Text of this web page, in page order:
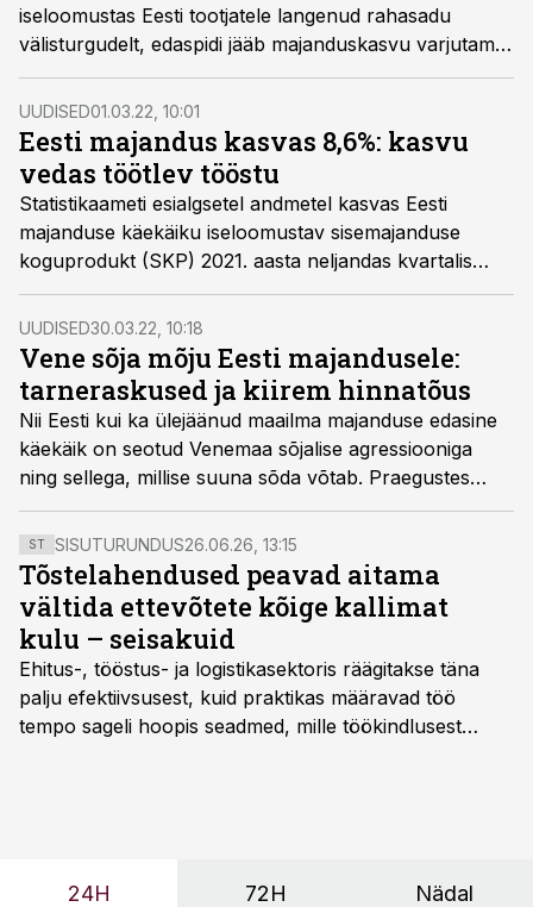
iseloomustas Eesti tootjatele langenud rahasadu
välisturgudelt, edaspidi jääb majanduskasvu varjutama
nii ressursside nappus kui sõda Ukrainas.
UUDISED01.03.22, 10:01
Eesti majandus kasvas 8,6%: kasvu
vedas töötlev tööstu
Statistikaameti esialgsetel andmetel kasvas Eesti
majanduse käekäiku iseloomustav sisemajanduse
koguprodukt (SKP) 2021. aasta neljandas kvartalis
võrreldes 2020. aasta sama perioodiga 8,6%.
Jooksevhindades moodustas SKP 8,7 miljardit eurot.
UUDISED30.03.22, 10:18
Vene sõja mõju Eesti majandusele:
tarneraskused ja kiirem hinnatõus
Nii Eesti kui ka ülejäänud maailma majanduse edasine
käekäik on seotud Venemaa sõjalise agressiooniga
ning sellega, millise suuna sõda võtab. Praegustes
oludes tehtud prognoose ümbritseb ulatuslik
määramatus, sest nii toormete hinnad kui ka
tarneahelaprobleemide lahenemine sõltuvad olulisel
määral sõja käigust ja lääneriikide sanktsioonidest
Venemaale, selgub Eesti Panga pressiteatest.
ST SISUTURUNDUS26.06.26, 13:15
Tõstelahendused peavad aitama
vältida ettevõtete kõige kallimat
kulu – seisakuid
Ehitus-, tööstus- ja logistikasektoris räägitakse täna
palju efektiivsusest, kuid praktikas määravad töö
tempo sageli hoopis seadmed, mille töökindlusest
24H 72H Nädal